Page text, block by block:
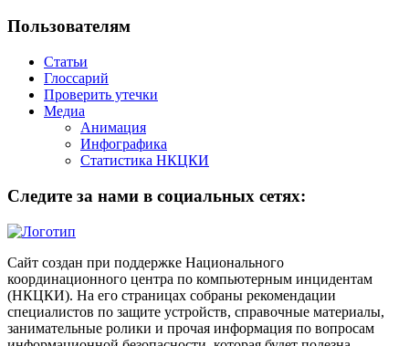
Пользователям
Статьи
Глоссарий
Проверить утечки
Медиа
Анимация
Инфографика
Статистика НКЦКИ
Следите за нами в социальных сетях:
Сайт создан при поддержке Национального
координационного центра по компьютерным инцидентам
(НКЦКИ). На его страницах собраны рекомендации
специалистов по защите устройств, справочные материалы,
занимательные ролики и прочая информация по вопросам